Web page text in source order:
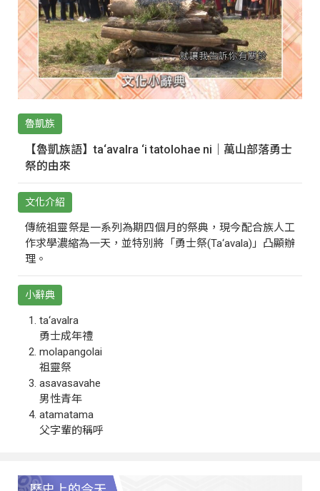
魯凱族
【魯凱族語】ta‘avalra ‘i tatolohae ni｜萬山部落勇士
祭的由來
文化介紹
傳統祖靈祭是一系列為期四個月的祭典，現今配合族人工
作求學濃縮為一天，並特別將「勇士祭(Ta‘avala)」凸顯辦
理。
小辭典
ta‘avalra
勇士成年禮
molapangolai
祖靈祭
asavasavahe
男性青年
atamatama
父字輩的稱呼